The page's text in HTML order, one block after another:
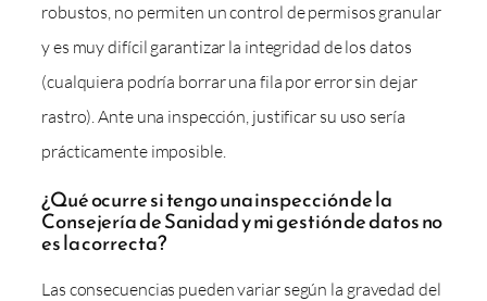
robustos, no permiten un control de permisos granular
y es muy difícil garantizar la integridad de los datos
(cualquiera podría borrar una fila por error sin dejar
rastro). Ante una inspección, justificar su uso sería
prácticamente imposible.
¿Qué ocurre si tengo una inspección de la
Consejería de Sanidad y mi gestión de datos no
es la correcta?
Las consecuencias pueden variar según la gravedad del